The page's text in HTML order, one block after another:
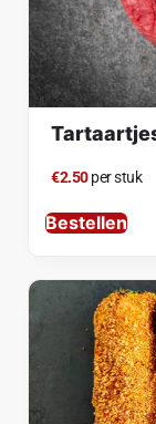
€2.50per stuk
Bestellen